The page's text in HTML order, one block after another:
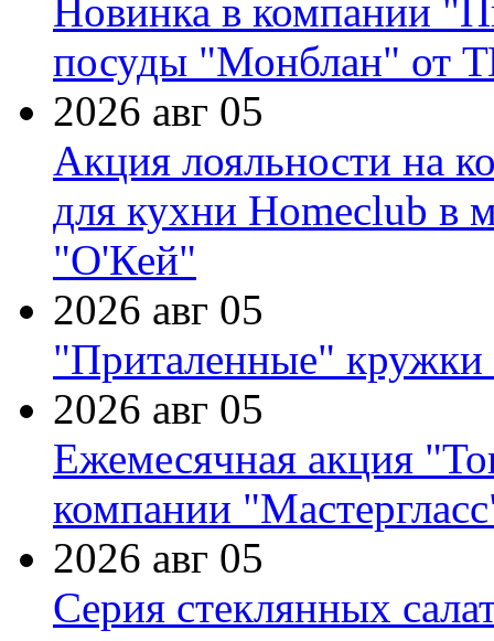
Новинка в компании
посуды "Монблан" от
2026 авг 05
Акция лояльности на
для кухни Homeclub в
"О'Кей"
2026 авг 05
"Приталенные" кружки
2026 авг 05
Ежемесячная акция
компании
2026 авг 05
Серия стеклянных